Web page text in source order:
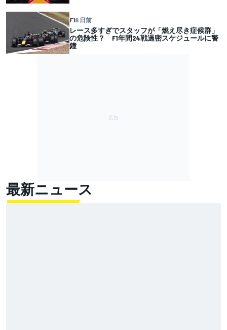
F18 日前
レース多すぎでスタッフが「燃え尽き症候群」
の危険性？ F1年間24戦過密スケジュールに警
鐘
最新ニュース